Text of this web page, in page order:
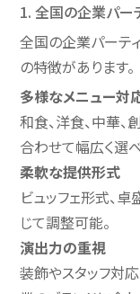
1. 全国の企業パー
全国の企業パーテ
の特徴があります。
多様なメニュー対
和食、洋食、中華
合わせて幅広く選べ
柔軟な提供形式
ビュッフェ形式、
じて調整可能。
演出力の重視
装飾やスタッフ対